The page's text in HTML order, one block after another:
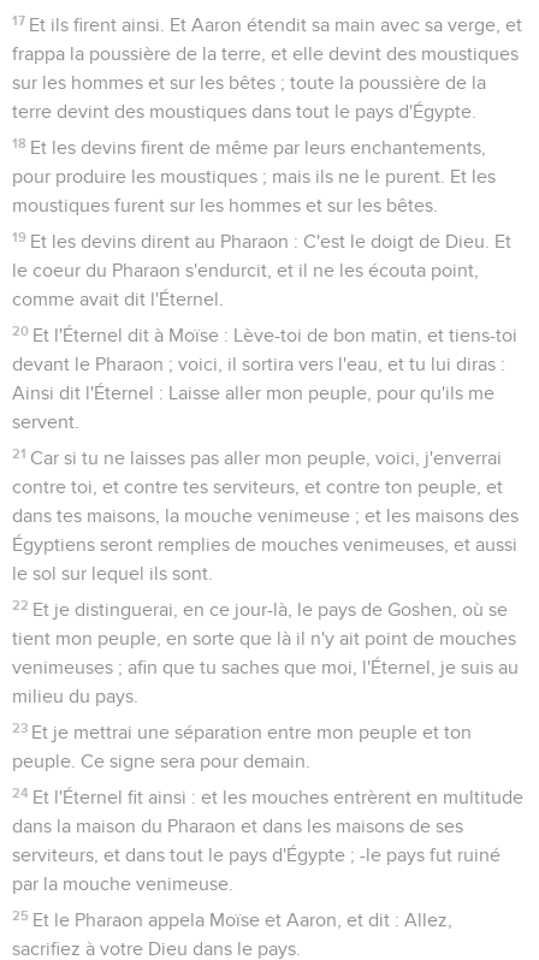
17 Et ils firent ainsi. Et Aaron étendit sa main avec sa verge, et
frappa la poussière de la terre, et elle devint des moustiques
sur les hommes et sur les bêtes ; toute la poussière de la
terre devint des moustiques dans tout le pays d'Égypte.
18 Et les devins firent de même par leurs enchantements,
pour produire les moustiques ; mais ils ne le purent. Et les
moustiques furent sur les hommes et sur les bêtes.
19 Et les devins dirent au Pharaon : C'est le doigt de Dieu. Et
le coeur du Pharaon s'endurcit, et il ne les écouta point,
comme avait dit l'Éternel.
20 Et l'Éternel dit à Moïse : Lève-toi de bon matin, et tiens-toi
devant le Pharaon ; voici, il sortira vers l'eau, et tu lui diras :
Ainsi dit l'Éternel : Laisse aller mon peuple, pour qu'ils me
servent.
21 Car si tu ne laisses pas aller mon peuple, voici, j'enverrai
contre toi, et contre tes serviteurs, et contre ton peuple, et
dans tes maisons, la mouche venimeuse ; et les maisons des
Égyptiens seront remplies de mouches venimeuses, et aussi
le sol sur lequel ils sont.
22 Et je distinguerai, en ce jour-là, le pays de Goshen, où se
tient mon peuple, en sorte que là il n'y ait point de mouches
venimeuses ; afin que tu saches que moi, l'Éternel, je suis au
milieu du pays.
23 Et je mettrai une séparation entre mon peuple et ton
peuple. Ce signe sera pour demain.
24 Et l'Éternel fit ainsi : et les mouches entrèrent en multitude
dans la maison du Pharaon et dans les maisons de ses
serviteurs, et dans tout le pays d'Égypte ; -le pays fut ruiné
par la mouche venimeuse.
25 Et le Pharaon appela Moïse et Aaron, et dit : Allez,
sacrifiez à votre Dieu dans le pays.